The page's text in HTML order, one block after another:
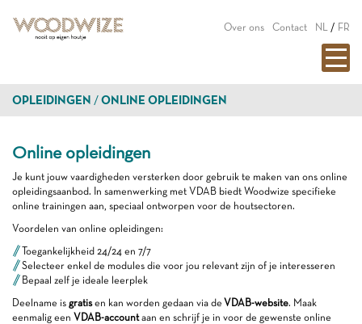
Over ons Contact NL / FR
OPLEIDINGEN ONLINE OPLEIDINGEN
Online opleidingen
Je kunt jouw vaardigheden versterken door gebruik te maken van ons online
opleidingsaanbod. In samenwerking met VDAB biedt Woodwize specifieke
online trainingen aan, speciaal ontworpen voor de houtsectoren.
Voordelen van online opleidingen:
Toegankelijkheid 24/24 en 7/7
Selecteer enkel de modules die voor jou relevant zijn of je interesseren
Bepaal zelf je ideale leerplek
Deelname is gratisen kan worden gedaan via de VDAB-website. Maak
eenmalig een VDAB-accountaan en schrijf je in voor de gewenste online